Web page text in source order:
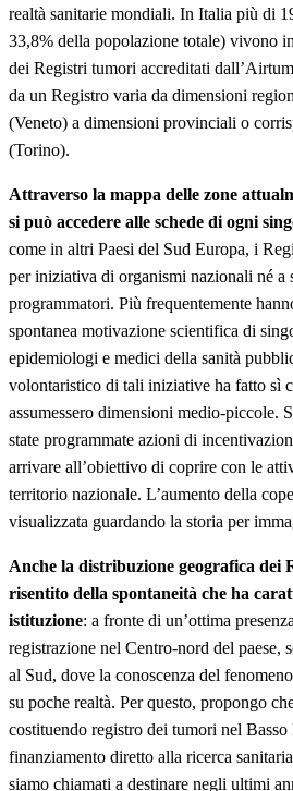
realtà sanitarie mondiali. In Italia più di
33,8% della popolazione totale) vivono
dei Registri tumori accreditati
da un Registro varia da dimensioni
(Veneto) a dimensioni provinciali o
(Torino).
Attraverso la mappa delle zone
si può accedere alle schede di ogni
come in altri Paesi del Sud Europa, i
per iniziativa di organismi nazionali né a
programmatori. Più frequentemente
spontanea motivazione scientifica di
epidemiologi e medici della sanità
volontaristico di tali iniziative ha fatto sì
assumessero dimensioni medio-piccole.
state programmate azioni di
arrivare all’obiettivo di coprire con le
territorio nazionale. L’aumento della
visualizzata guardando la storia per
Anche la distribuzione geografica dei
risentito della spontaneità che ha
istituzione: a fronte di un’ottima
registrazione nel Centro-nord del paese,
al Sud, dove la conoscenza del
su poche realtà. Per questo, propongo
costituendo registro dei tumori nel
finanziamento diretto alla ricerca
siamo chiamati a destinare negli ultimi